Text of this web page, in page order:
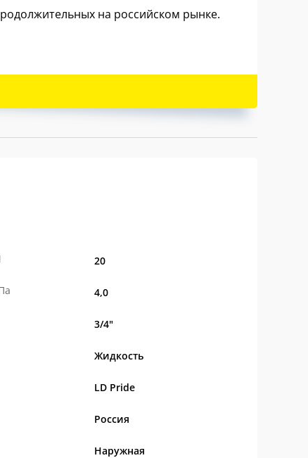
на российском рынке.
20
4,0
3/4"
Жидкость
LD Pride
Россия
Наружная